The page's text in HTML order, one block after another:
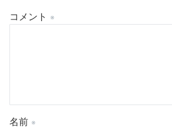
コメント ※
名前 ※